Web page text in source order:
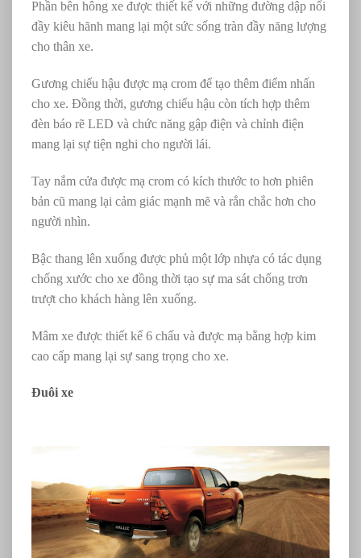
Phần bên hông xe được thiết kế với những đường dập nổi
đầy kiêu hãnh mang lại một sức sống tràn đầy năng lượng
cho thân xe.
Gương chiếu hậu được mạ crom để tạo thêm điểm nhấn
cho xe. Đồng thời, gương chiếu hậu còn tích hợp thêm
đèn báo rẽ LED và chức năng gập điện và chỉnh điện
mang lại sự tiện nghi cho người lái.
Tay nắm cửa được mạ crom có kích thước to hơn phiên
bản cũ mang lại cảm giác mạnh mẽ và rắn chắc hơn cho
người nhìn.
Bậc thang lên xuống được phủ một lớp nhựa có tác dụng
chống xước cho xe đồng thời tạo sự ma sát chống trơn
trượt cho khách hàng lên xuống.
Mâm xe được thiết kế 6 chấu và được mạ bằng hợp kim
cao cấp mang lại sự sang trọng cho xe.
Đuôi xe